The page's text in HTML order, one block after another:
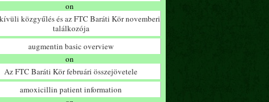
on
közgyűlés és az FTC Baráti Kör novemberi
találkozója
augmentin basic overview
on
Az FTC Baráti Kör februári összejövetele
amoxicillin patient information